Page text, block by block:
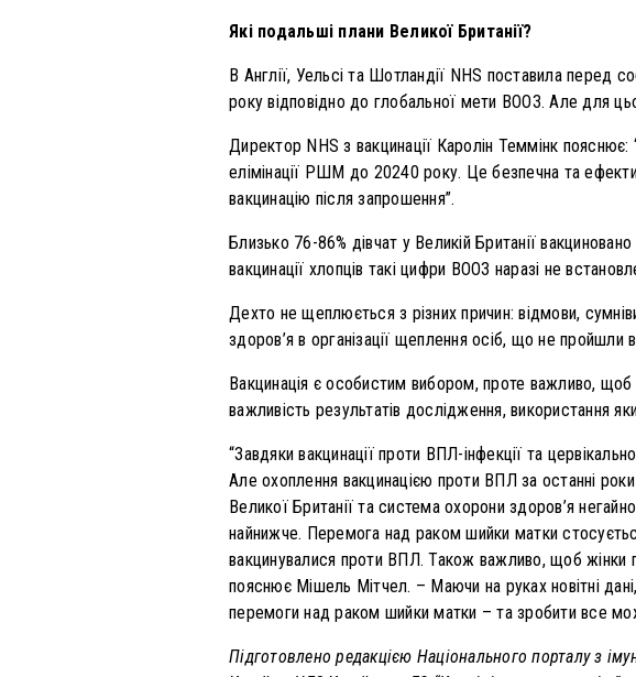
Які подальші плани Великої Британії?
В Англії, Уельсі та Шотландії NHS поставила перед
року відповідно до глобальної мети ВООЗ. Але для
Директор NHS з вакцинації Каролін Теммінк
елімінації РШМ до 20240 року. Це безпечна та
вакцинацію після запрошення”.
Близько 76-86% дівчат у Великій Британії
вакцинації хлопців такі цифри ВООЗ наразі не
Дехто не щеплюється з різних причин: відмови,
здоров’я в організації щеплення осіб, що не пройшли
Вакцинація є особистим вибором, проте важливо, щоб
важливість результатів дослідження, використання
“Завдяки вакцинації проти ВПЛ-інфекції та
Але охоплення вакцинацією проти ВПЛ за останні
Великої Британії та система охорони здоров’я
найнижче. Перемога над раком шийки матки
вакцинувалися проти ВПЛ. Також важливо, щоб жінки
пояснює Мішель Мітчел. – Маючи на руках новітні
перемоги над раком шийки матки – та зробити все
Підготовлено редакцією Національного порталу з